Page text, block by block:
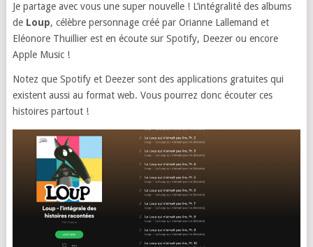
Je partage avec vous une super nouvelle ! L’intégralité des albums
de Loup, célèbre personnage créé par Orianne Lallemand et
Eléonore Thuillier est en écoute sur Spotify, Deezer ou encore
Apple Music !
Notez que Spotify et Deezer sont des applications gratuites qui
existent aussi au format web. Vous pourrez donc écouter ces
histoires partout !